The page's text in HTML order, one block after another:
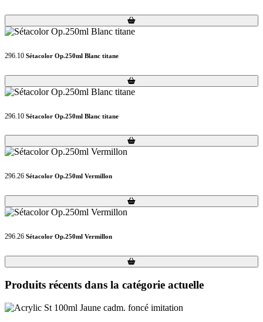
Loading...
Loading...
296.10 Sétacolor Op.250ml Blanc titane
Loading...
Loading...
296.10 Sétacolor Op.250ml Blanc titane
Loading...
Loading...
296.26 Sétacolor Op.250ml Vermillon
Loading...
Loading...
296.26 Sétacolor Op.250ml Vermillon
Loading...
Loading...
Produits récents dans la catégorie actuelle